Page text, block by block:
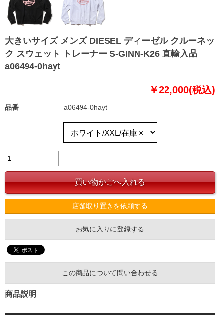
大きいサイズ メンズ DIESEL ディーゼル クルーネッ
ク スウェット トレーナー S-GINN-K26 直輸入品
a06494-0hayt
￥22,000(税込)
品番 a06494-0hayt
店舗取り置きを依頼する
お気に入りに登録する
この商品について問い合わせる
商品説明